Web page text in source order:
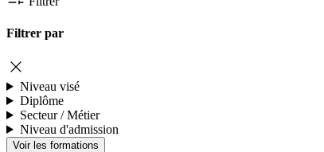
Filtrer par
Niveau visé
Diplôme
Secteur / Métier
Niveau d'admission